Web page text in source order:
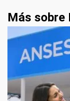
Más sobre